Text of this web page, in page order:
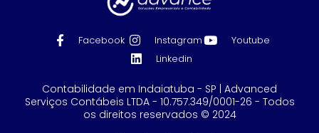
Facebook Instagram
Youtube
Linkedin
Contabilidade em Indaiatuba - SP | Advanced
Serviços Contábeis LTDA - 10.757.349/0001-26 - Todos
os direitos reservados © 2024